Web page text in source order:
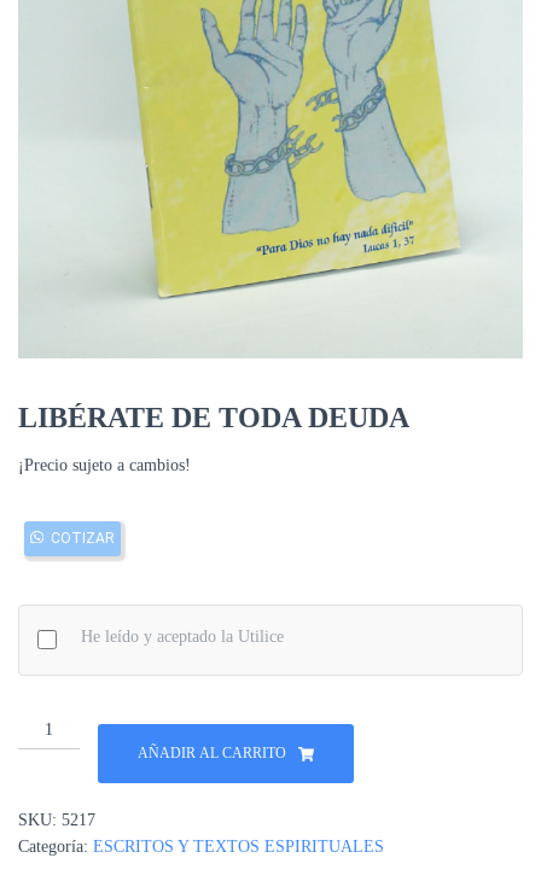
LIBÉRATE DE TODA DEUDA
¡Precio sujeto a cambios!
COTIZAR
He leído y aceptado la Utilice
LIBÉRATE
DE
cantidad
AÑADIR AL CARRITO
SKU: 5217
Categoría: ESCRITOS Y TEXTOS ESPIRITUALES